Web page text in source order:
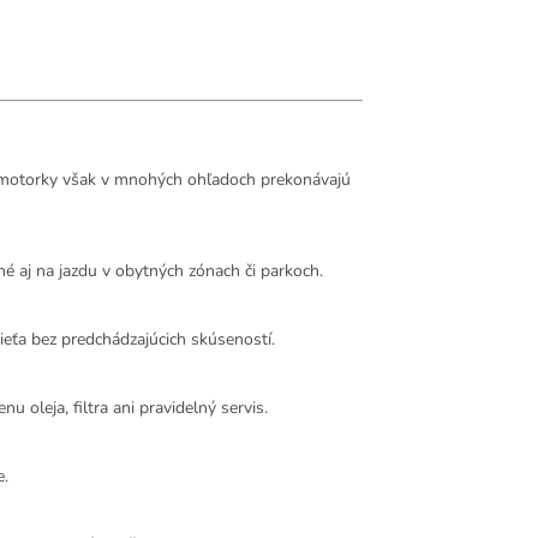
však v mnohých ohľadoch prekonávajú
aj na jazdu v obytných zónach či parkoch.
bez predchádzajúcich skúseností.
oleja, filtra ani pravidelný servis.